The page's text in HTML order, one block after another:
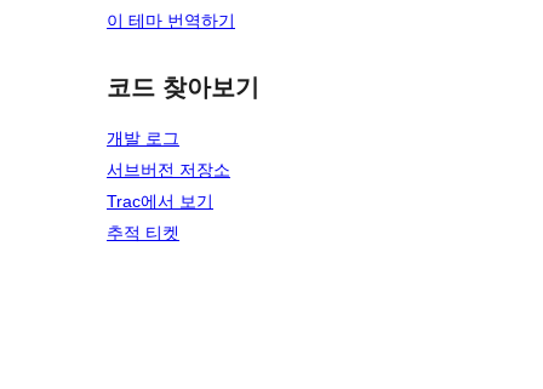
이 테마 번역하기
코드 찾아보기
개발 로그
서브버전 저장소
Trac에서 보기
추적 티켓